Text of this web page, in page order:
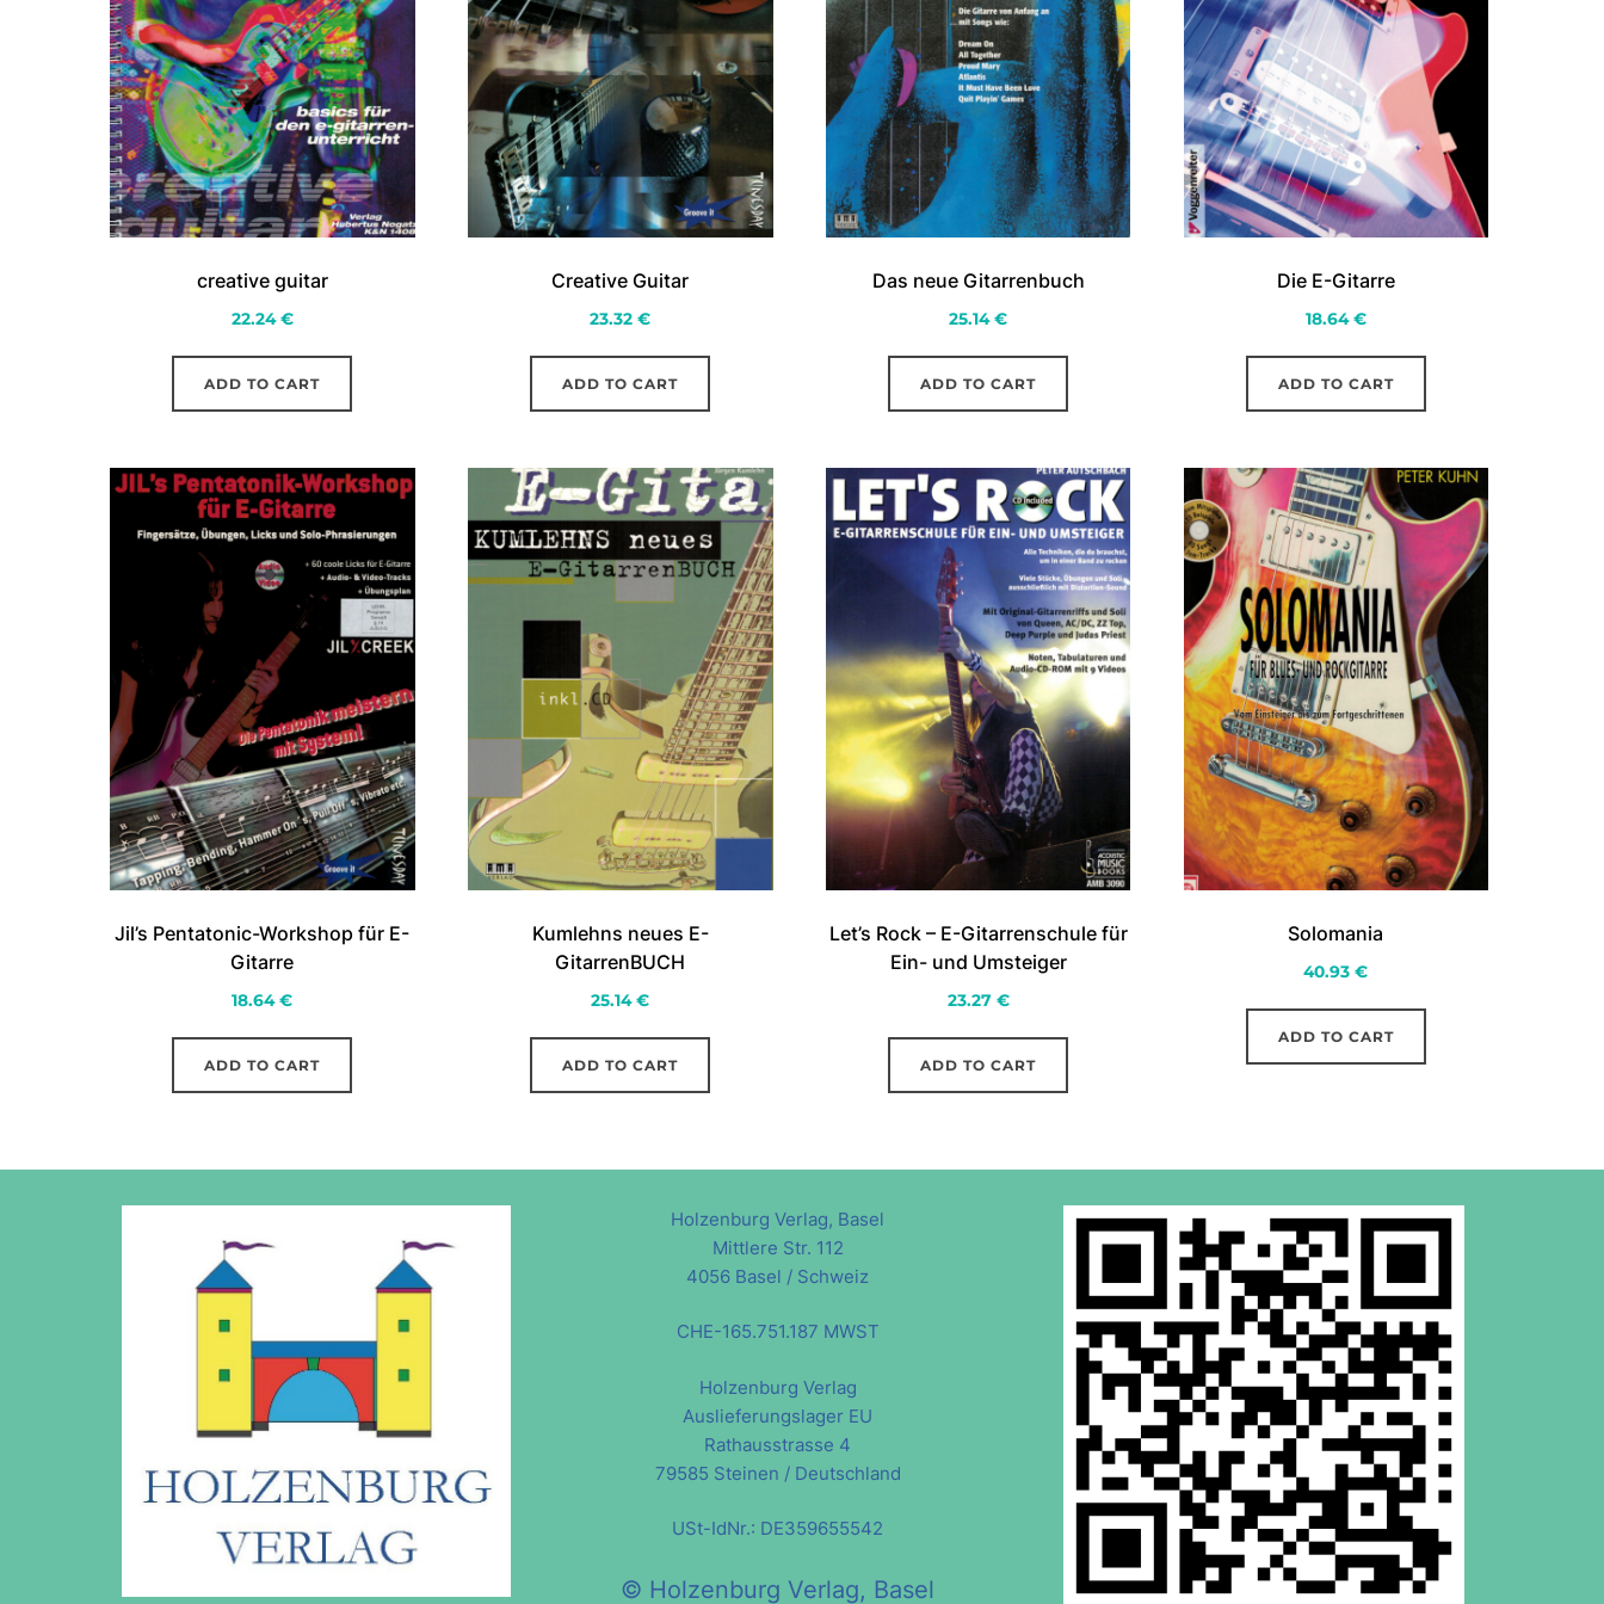
creative guitar
22.24€
ADD TO CART
Creative Guitar
23.32€
ADD TO CART
Das neue Gitarrenbuch
25.14€
ADD TO CART
Die E-Gitarre
18.64€
ADD TO CART
Jil’s Pentatonic-Workshop für E-
Gitarre
18.64€
ADD TO CART
Kumlehns neues E-
GitarrenBUCH
25.14€
ADD TO CART
Let’s Rock – E-Gitarrenschule für
Ein- und Umsteiger
23.27 €
ADD TO CART
Solomania
40.93€
ADD TO CART
Holzenburg Verlag, Basel
Mittlere Str. 112
4056 Basel / Schweiz
CHE-165.751.187 MWST
Holzenburg Verlag
Auslieferungslager EU
Rathausstrasse 4
79585 Steinen / Deutschland
USt-IdNr.: DE359655542
© Holzenburg Verlag, Basel